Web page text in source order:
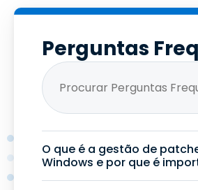
Perguntas
O que é a gestão de
Windows e por que é